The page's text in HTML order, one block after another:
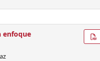
enfoque